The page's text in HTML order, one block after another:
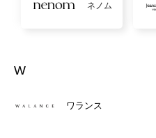
ネノム
W
ワランス